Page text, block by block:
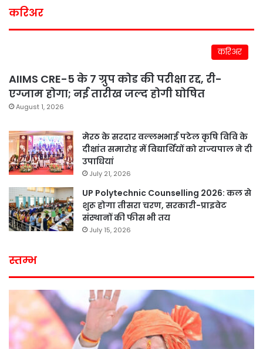
करिअर
करिअर
AIIMS CRE-5 के 7 ग्रुप कोड की परीक्षा रद्द, री-
एग्जाम होगा; नई तारीख जल्द होगी घोषित
August 1, 2026
मेरठ के सरदार वल्लभभाई पटेल कृषि विवि के
दीक्षांत समारोह में विद्यार्थियों को राज्यपाल ने दी
उपाधियां
July 21, 2026
UP Polytechnic Counselling 2026: कल से
शुरू होगा तीसरा चरण, सरकारी-प्राइवेट
संस्थानों की फीस भी तय
July 15, 2026
स्तम्भ